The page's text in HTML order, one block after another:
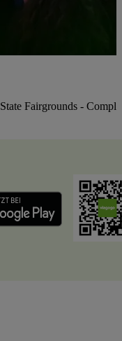
Fairgrounds -